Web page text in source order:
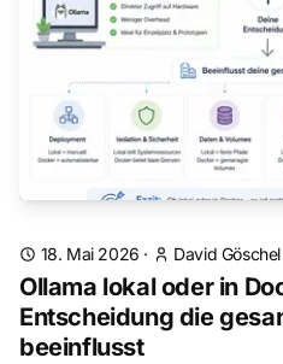
18. Mai 2026 · David Göschel
Ollama lokal oder in
Entscheidung die
beeinflusst